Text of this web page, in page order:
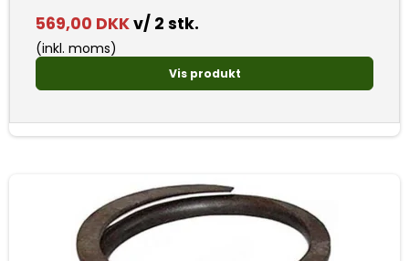
569,00 DKKv/ 2 stk.
(inkl. moms)
Vis produkt